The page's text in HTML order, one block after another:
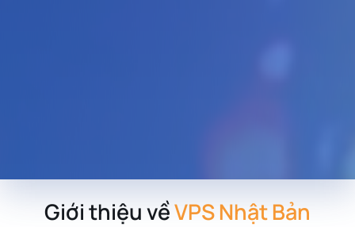
Giới thiệu vềVPS Nhật Bản